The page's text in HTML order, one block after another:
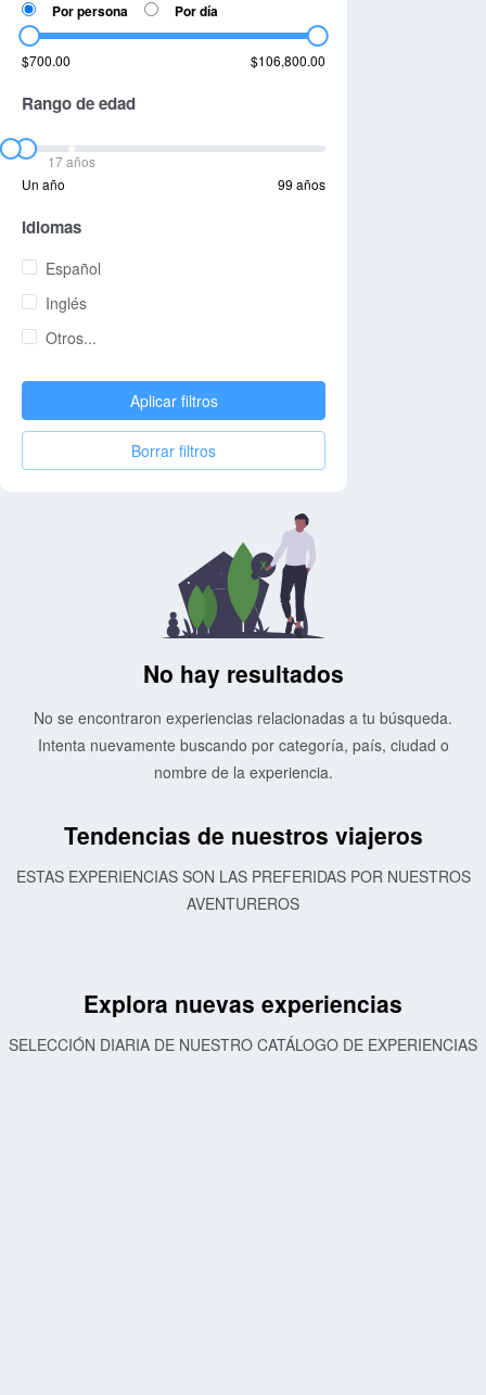
Por persona Por día
$700.00 $106,800.00
Rango de edad
17 años
Un año
99 años
Idiomas
Español
Inglés
Otros...
Aplicar filtros
Borrar filtros
No hay resultados
No se encontraron experiencias relacionadas a tu búsqueda.
Intenta nuevamente buscando por categoría, país, ciudad o
nombre de la experiencia.
Tendencias de nuestros viajeros
ESTAS EXPERIENCIAS SON LAS PREFERIDAS POR NUESTROS
AVENTUREROS
Explora nuevas experiencias
SELECCIÓN DIARIA DE NUESTRO CATÁLOGO DE EXPERIENCIAS